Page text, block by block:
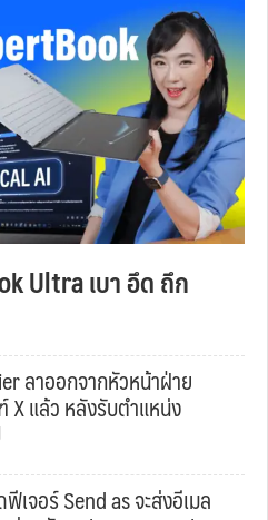
Ultra เบา อึด ถึก
ลาออกจากหัวหน้าฝ่าย
แล้ว หลังรับตำแหน่ง
เจอร์ Send as จะส่งอีเมล